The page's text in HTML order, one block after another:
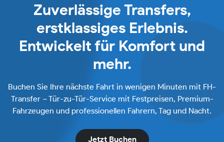
Zuverlässige Transfers,
erstklassiges Erlebnis.
Entwickelt für Komfort und
mehr.
Buchen Sie Ihre nächste Fahrt in wenigen Minuten mit FH-
Transfer – Tür-zu-Tür-Service mit Festpreisen, Premium-
Fahrzeugen und professionellen Fahrern, Tag und Nacht.
Jetzt Buchen